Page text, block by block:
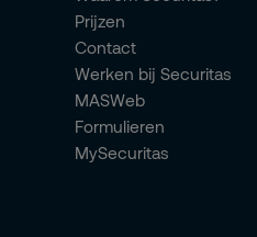
Prijzen
Contact
Werken bij Securitas
MASWeb
Formulieren
MySecuritas